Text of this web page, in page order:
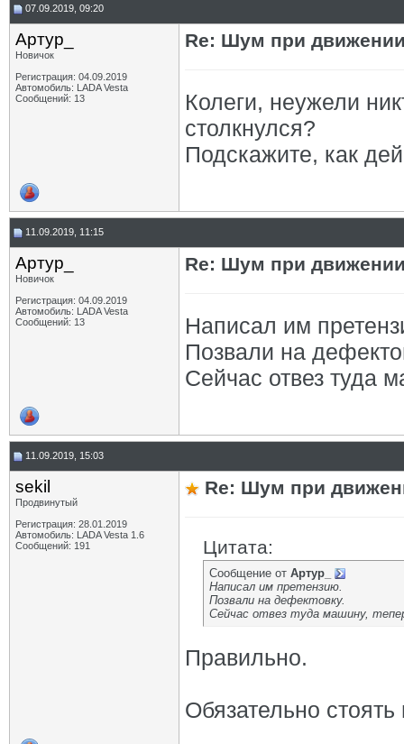
07.09.2019, 09:20
Артур_
Новичок
Регистрация: 04.09.2019
Автомобиль: LADA Vesta
Сообщений: 13
Re: Шум при
Колеги, неужели
столкнулся?
Подскажите, как
11.09.2019, 11:15
Артур_
Новичок
Регистрация: 04.09.2019
Автомобиль: LADA Vesta
Сообщений: 13
Re: Шум при
Написал им
Позвали на
Сейчас отвез туда
11.09.2019, 15:03
sekil
Продвинутый
Регистрация: 28.01.2019
Автомобиль: LADA Vesta 1.6
Сообщений: 191
Re: Шум при
Цитата:
Сообщение от Артур_
Написал им претензию.
Позвали на дефектовку.
Сейчас отвез туда машину,
Правильно.
Обязательно стоять